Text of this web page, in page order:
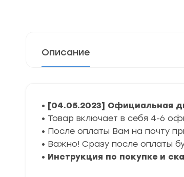
Описание
• [04.05.2023] Официальная
• Товар включает в себя 4-6
• После оплаты Вам на почту
• Важно! Сразу после оплаты
• Инструкция по покупке и